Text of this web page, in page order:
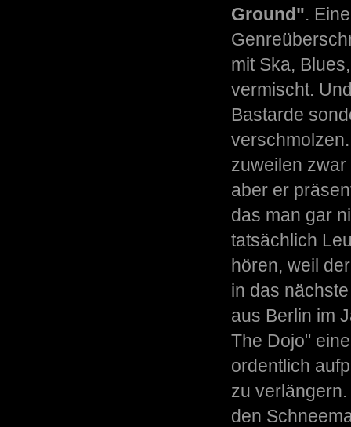
Ground".
mit Ska,
vermischt.
Bastarde
zuweilen
aber er
das man gar
tatsächlich
hören, weil
in das
aus Berlin im
The Dojo"
ordentlich
zu
den